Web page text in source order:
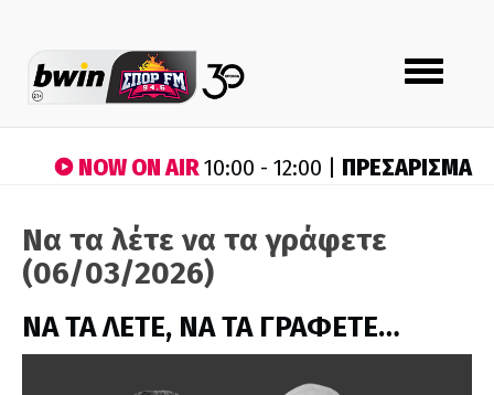
Toggle
navigation
NOW ON AIR10:00 - 12:00 | ΠΡΕΣΑΡΙΣΜΑ
Να τα λέτε να τα γράφετε
(06/03/2026)
ΝΑ ΤΑ ΛΕΤΕ, ΝΑ ΤΑ ΓΡΑΦΕΤΕ…